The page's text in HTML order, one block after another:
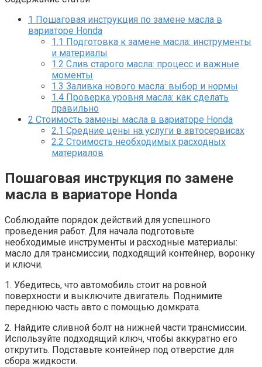
1 Пошаговая инструкция по замене масла в
вариаторе Honda
1.1 Подготовка к замене масла: инструменты
и материалы
1.2 Слив старого масла: процесс и важные
моменты
1.3 Заливка нового масла: выбор и нормы
1.4 Проверка уровня масла: как сделать
правильно
2 Стоимость замены масла в вариаторе Honda
2.1 Средние цены на услуги в автосервисах
2.2 Стоимость необходимых расходных
материалов
Пошаговая инструкция по замене
масла в вариаторе Honda
Соблюдайте порядок действий для успешного
проведения работ. Для начала подготовьте
необходимые инструменты и расходные материалы:
масло для трансмиссии, подходящий контейнер, воронку
и ключи.
1. Убедитесь, что автомобиль стоит на ровной
поверхности и выключите двигатель. Поднимите
переднюю часть авто с помощью домкрата.
2. Найдите сливной болт на нижней части трансмиссии.
Используйте подходящий ключ, чтобы аккуратно его
открутить. Подставьте контейнер под отверстие для
сбора жидкости.